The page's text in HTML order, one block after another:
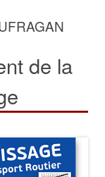
de la